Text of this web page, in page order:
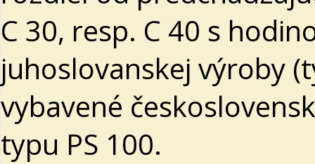
C 30, resp. C 40 s
juhoslovanskej výroby
vybavené
typu PS 100.